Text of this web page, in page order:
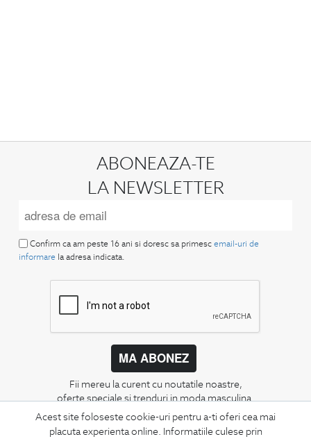
Acest site foloseste cookie-uri pentru a-ti oferi cea mai
placuta experienta online. Informatiile culese prin
ABONEAZA-TE
LA NEWSLETTER
Confirm ca am peste 16 ani si doresc sa primesc email-uri de
informare la adresa indicata.
MA ABONEZ
Fii mereu la curent cu noutatile noastre,
oferte speciale si trenduri in moda masculina.
CONCIERGE